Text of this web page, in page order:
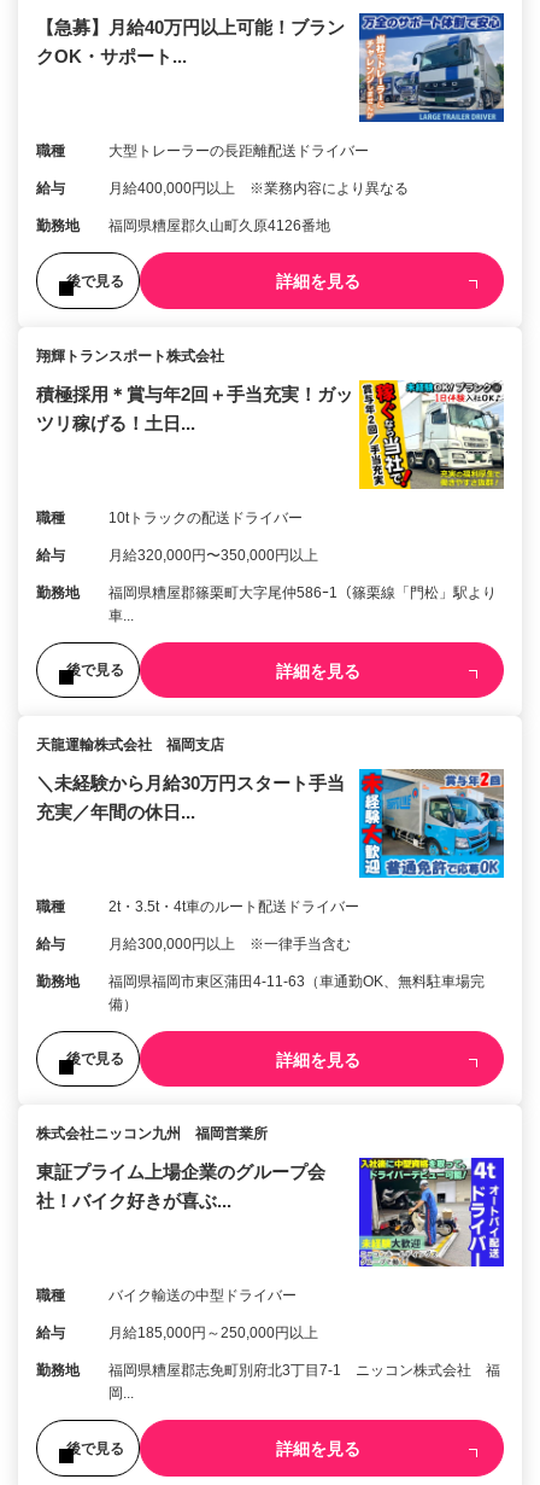
【急募】月給40万円以上可能！ブラン
クOK・サポート...
職種 大型トレーラーの長距離配送ドライバー
給与 月給400,000円以上 ※業務内容により異なる
勤務地 福岡県糟屋郡久山町久原4126番地
後で見る 詳細を見る
翔輝トランスポート株式会社
積極採用＊賞与年2回＋手当充実！ガッ
ツリ稼げる！土日...
職種 10tトラックの配送ドライバー
給与 月給320,000円〜350,000円以上
勤務地
福岡県糟屋郡篠栗町大字尾仲586ｰ1（篠栗線「門松」駅より
車...
後で見る 詳細を見る
天龍運輸株式会社 福岡支店
＼未経験から月給30万円スタート手当
充実／年間の休日...
職種 2t・3.5t・4t車のルート配送ドライバー
給与 月給300,000円以上 ※一律手当含む
勤務地
福岡県福岡市東区蒲田4-11-63（車通勤OK、無料駐車場完
備）
後で見る 詳細を見る
株式会社ニッコン九州 福岡営業所
東証プライム上場企業のグループ会
社！バイク好きが喜ぶ...
職種 バイク輸送の中型ドライバー
給与 月給185,000円～250,000円以上
勤務地
福岡県糟屋郡志免町別府北3丁目7-1 ニッコン株式会社 福
岡...
後で見る 詳細を見る